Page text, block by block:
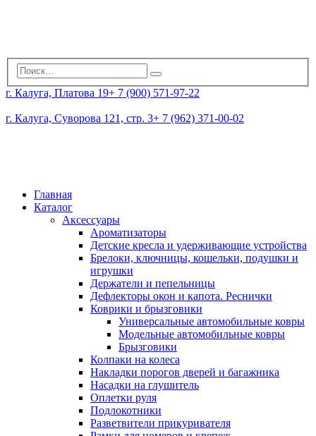
г. Калуга, Платова 19+ 7 (900) 571-97-22
г. Калуга, Суворова 121, стр. 3+ 7 (962) 371-00-02
Главная
Каталог
Аксессуары
Ароматизаторы
Детские кресла и удерживающие устройства
Брелоки, ключницы, кошельки, подушки и
игрушки
Держатели и пепельницы
Дефлекторы окон и капота. Реснички
Коврики и брызговики
Универсальные автомобильные ковры
Модельные автомобильные ковры
Брызговики
Колпаки на колеса
Накладки порогов дверей и багажника
Насадки на глушитель
Оплетки руля
Подлокотники
Разветвители прикуривателя